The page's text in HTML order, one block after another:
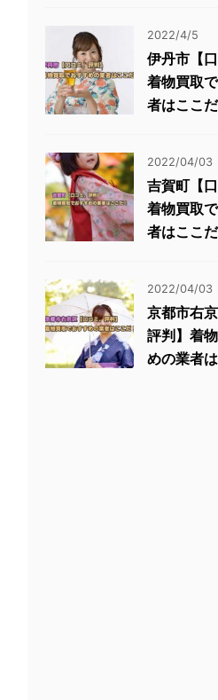
2022/4/5
伊丹市【
着物買取
者はここだ
2022/04/03
吉賀町【
着物買取
者はここだ
2022/04/03
京都市右
評判】着
めの業者